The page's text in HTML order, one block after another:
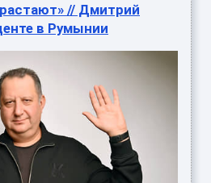
// Дмитрий
в Румынии